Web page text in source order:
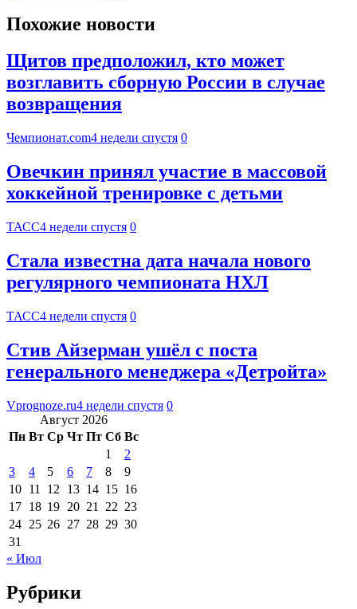
Похожие новости
Щитов предположил, кто может
возглавить сборную России в случае
возвращения
Чемпионат.com4 недели спустя 0
Овечкин принял участие в массовой
хоккейной тренировке с детьми
ТАСС4 недели спустя 0
Стала известна дата начала нового
регулярного чемпионата НХЛ
ТАСС4 недели спустя 0
Стив Айзерман ушёл с поста
генерального менеджера «Детройта»
Vprognoze.ru4 недели спустя 0
Август 2026
Пн Вт Ср Чт Пт Сб Вс
1
2
3
4 5 6 7 8
9
10 11 12 13 14 15 16
17 18 19 20 21 22 23
24 25 26 27 28 29 30
31
« Июл
Рубрики